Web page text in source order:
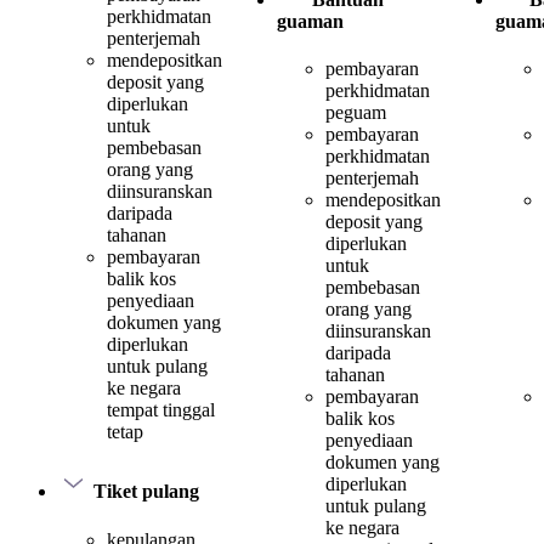
perkhidmatan
penterjemah
mendepositkan
deposit yang
diperlukan
untuk
pembebasan
orang yang
diinsuranskan
daripada
tahanan
pembayaran
balik kos
penyediaan
dokumen yang
diperlukan
untuk pulang
ke negara
tempat tinggal
tetap
Tiket pulang
kepulangan
guaman
pembayaran
perkhidmatan
peguam
pembayaran
perkhidmatan
penterjemah
mendepositkan
deposit yang
diperlukan
untuk
pembebasan
orang yang
diinsuranskan
daripada
tahanan
pembayaran
balik kos
penyediaan
dokumen yang
diperlukan
untuk pulang
ke negara